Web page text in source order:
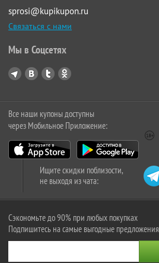
sprosi@kupikupon.ru
Связаться с нами
Мы в Соцсетях
Все наши купоны доступны
через Мобильное Приложение:
Ищите скидки поблизости,
не выходя из чата:
Сэкономьте до 90% при любых покупках
Подпишитесь на самые выгодные предложения